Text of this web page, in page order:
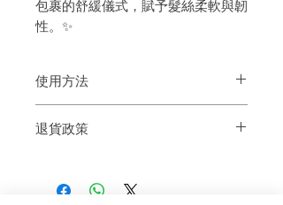
包裹的舒緩儀式，賦予髮絲柔軟與韌
性。✨
使用方法
髮尾，輕輕按摩1-2分鐘，隨後徹底沖洗。
退貨政策
到我們的產品後的前7天內通過電子郵件